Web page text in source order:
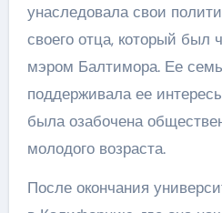
унаследовала свои
своего отца, который был
мэром Балтимора. Ее
поддерживала ее
была озабочена
молодого возраста.
После окончания